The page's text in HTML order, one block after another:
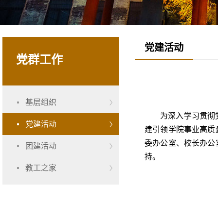
党群工作
基层组织
党建活动
团建活动
教工之家
党建活动
为深入学习贯
建引领学院事业高
委办公室、校长办
持。